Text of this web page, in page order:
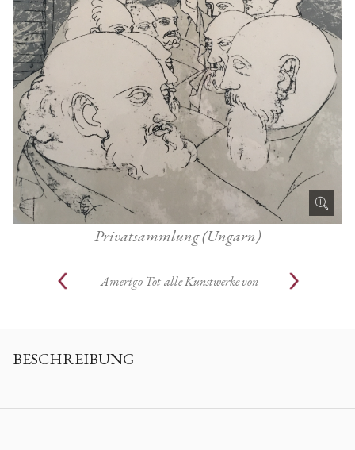
Privatsammlung (Ungarn)
Amerigo Tot alle Kunstwerke von
BESCHREIBUNG